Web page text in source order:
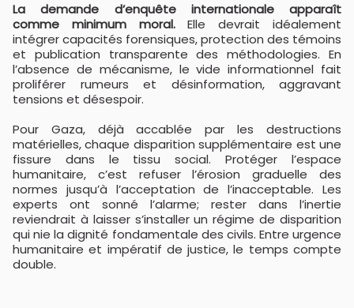
La demande d’enquête internationale apparaît
comme minimum moral.Elle devrait idéalement
intégrer capacités forensiques, protection des témoins
et publication transparente des méthodologies. En
l’absence de mécanisme, le vide informationnel fait
proliférer rumeurs et désinformation, aggravant
tensions et désespoir.
Pour Gaza, déjà accablée par les destructions
matérielles, chaque disparition supplémentaire est une
fissure dans le tissu social. Protéger l’espace
humanitaire, c’est refuser l’érosion graduelle des
normes jusqu’à l’acceptation de l’inacceptable. Les
experts ont sonné l’alarme; rester dans l’inertie
reviendrait à laisser s’installer un régime de disparition
qui nie la dignité fondamentale des civils. Entre urgence
humanitaire et impératif de justice, le temps compte
double.